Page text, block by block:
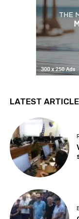
LATEST